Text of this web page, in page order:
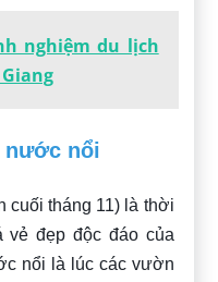
nghiệm du lịch
nước nổi
cuối tháng 11) là thời
vẻ đẹp độc đáo của
nổi là lúc các vườn